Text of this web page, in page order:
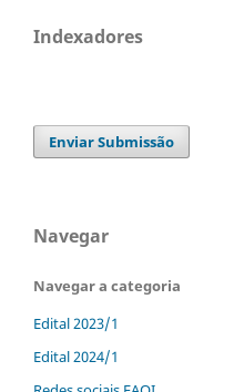
Indexadores
Enviar Submissão
Navegar
Navegar a categoria
Edital 2023/1
Edital 2024/1